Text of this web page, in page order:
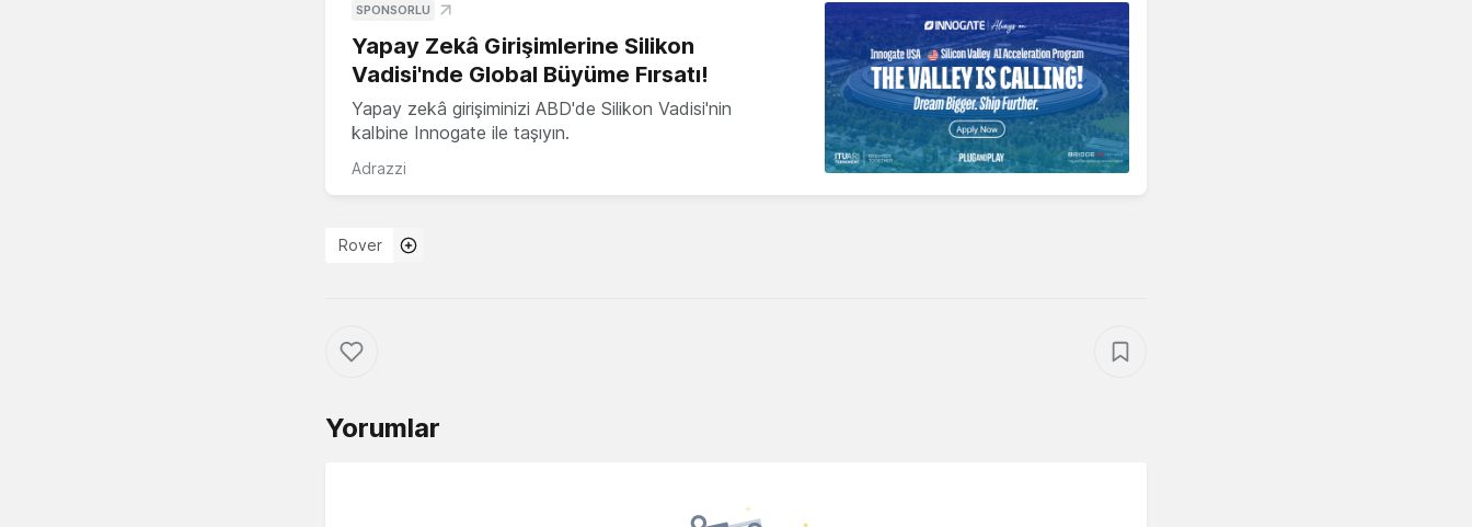
SPONSORLU
Yapay Zekâ Girişimlerine Silikon
Vadisi'nde Global Büyüme Fırsatı!
Yapay zekâ girişiminizi ABD'de Silikon Vadisi'nin
kalbine Innogate ile taşıyın.
Adrazzi
Rover
Yorumlar